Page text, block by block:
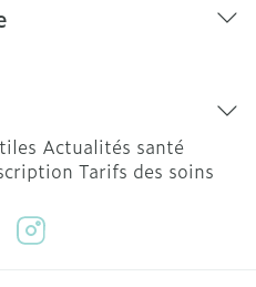
Actualités santé
Tarifs des soins